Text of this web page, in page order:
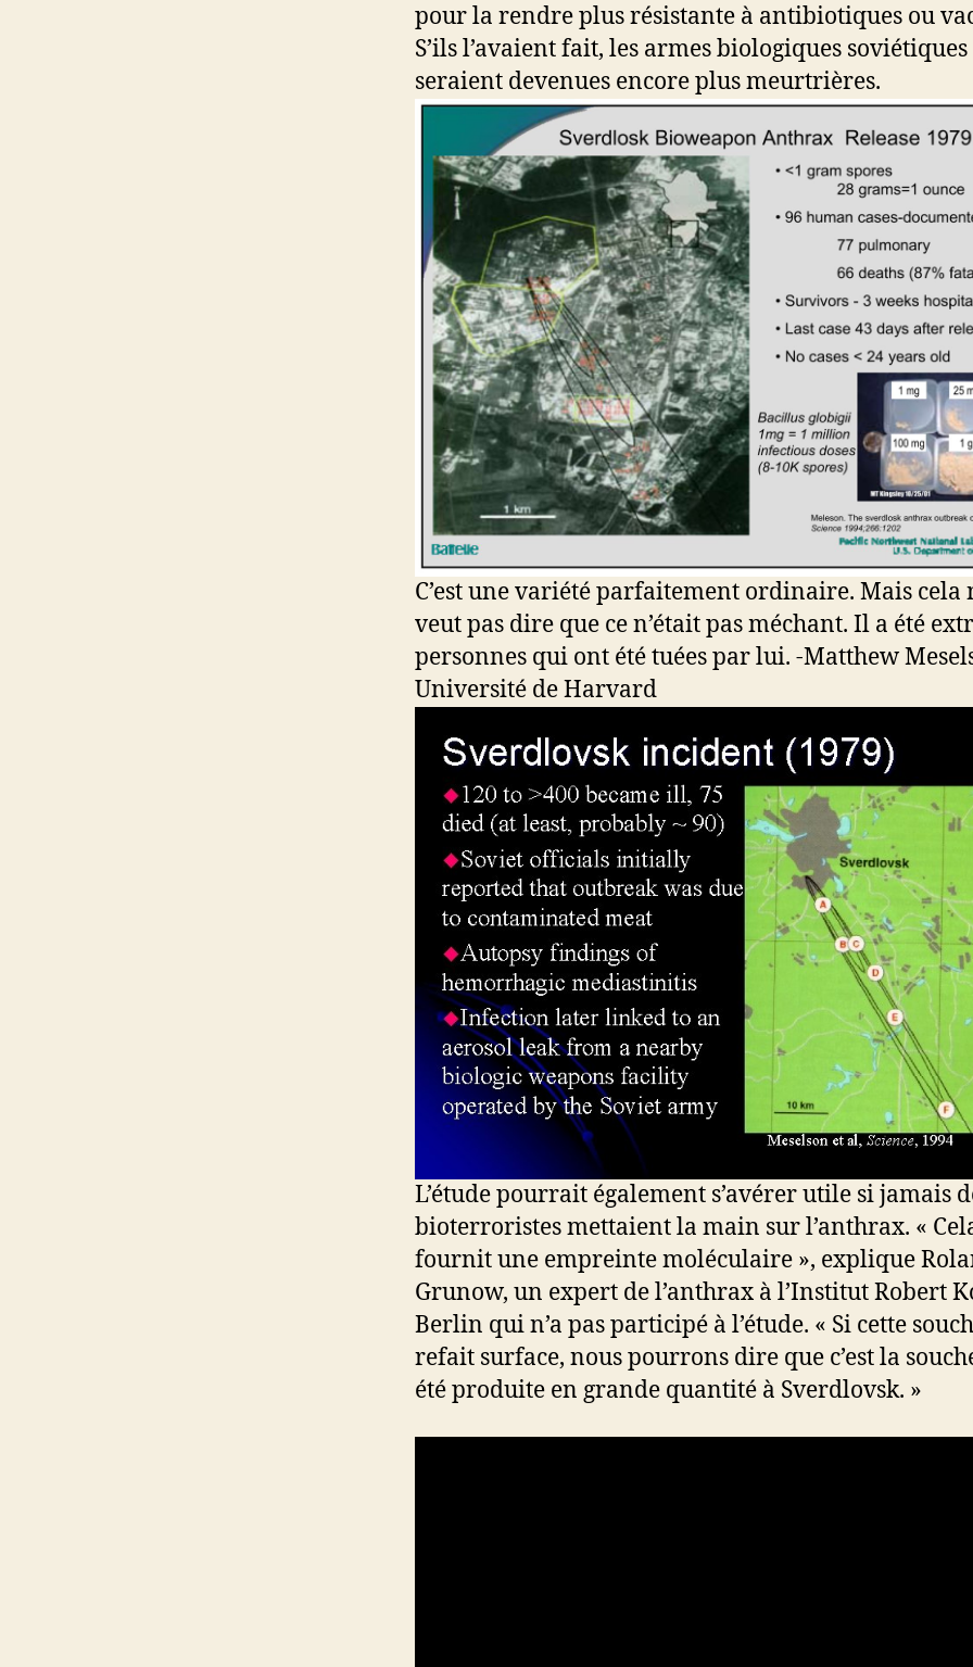
pour la rendre plus résistante à antibiotiques ou
S’ils l’avaient fait, les armes biologiques soviétiques
seraient devenues encore plus meurtrières.
C’est une variété parfaitement ordinaire. Mais cela
veut pas dire que ce n’était pas méchant. Il a été
personnes qui ont été tuées par lui. -Matthew
Université de Harvard
L’étude pourrait également s’avérer utile si jamais
bioterroristes mettaient la main sur l’anthrax. «
fournit une empreinte moléculaire », explique
Grunow, un expert de l’anthrax à l’Institut Robert
Berlin qui n’a pas participé à l’étude. « Si cette
refait surface, nous pourrons dire que c’est la
été produite en grande quantité à Sverdlovsk. »